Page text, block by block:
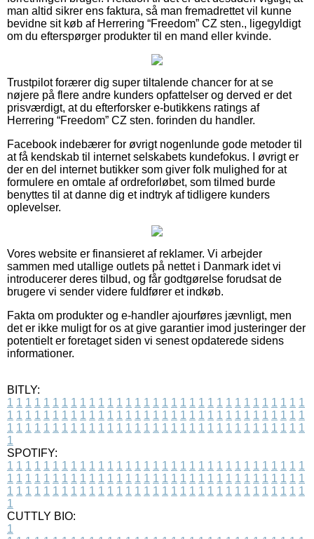
man altid sikrer ens faktura, så man fremadrettet vil kunne
bevidne sit køb af Herrering “Freedom” CZ sten., ligegyldigt
om du efterspørger produkter til en mand eller kvinde.
Trustpilot forærer dig super tiltalende chancer for at se
nøjere på flere andre kunders opfattelser og derved er det
prisværdigt, at du efterforsker e-butikkens ratings af
Herrering “Freedom” CZ sten. forinden du handler.
Facebook indebærer for øvrigt nogenlunde gode metoder til
at få kendskab til internet selskabets kundefokus. I øvrigt er
der en del internet butikker som giver folk mulighed for at
formulere en omtale af ordreforløbet, som tilmed burde
benyttes til at danne dig et indtryk af tidligere kunders
oplevelser.
Vores website er finansieret af reklamer. Vi arbejder
sammen med utallige outlets på nettet i Danmark idet vi
introducerer deres tilbud, og får godtgørelse forudsat de
brugere vi sender videre fuldfører et indkøb.
Fakta om produkter og e-handler ajourføres jævnligt, men
det er ikke muligt for os at give garantier imod justeringer der
potentielt er foretaget siden vi senest opdaterede sidens
informationer.
BITLY:
1 1 1 1 1 1 1 1 1 1 1 1 1 1 1 1 1 1 1 1 1 1 1 1 1 1 1 1 1 1 1 1 1
1 1 1 1 1 1 1 1 1 1 1 1 1 1 1 1 1 1 1 1 1 1 1 1 1 1 1 1 1 1 1 1 1
1 1 1 1 1 1 1 1 1 1 1 1 1 1 1 1 1 1 1 1 1 1 1 1 1 1 1 1 1 1 1 1 1
1
SPOTIFY:
1 1 1 1 1 1 1 1 1 1 1 1 1 1 1 1 1 1 1 1 1 1 1 1 1 1 1 1 1 1 1 1 1
1 1 1 1 1 1 1 1 1 1 1 1 1 1 1 1 1 1 1 1 1 1 1 1 1 1 1 1 1 1 1 1 1
1 1 1 1 1 1 1 1 1 1 1 1 1 1 1 1 1 1 1 1 1 1 1 1 1 1 1 1 1 1 1 1 1
1
CUTTLY BIO:
1